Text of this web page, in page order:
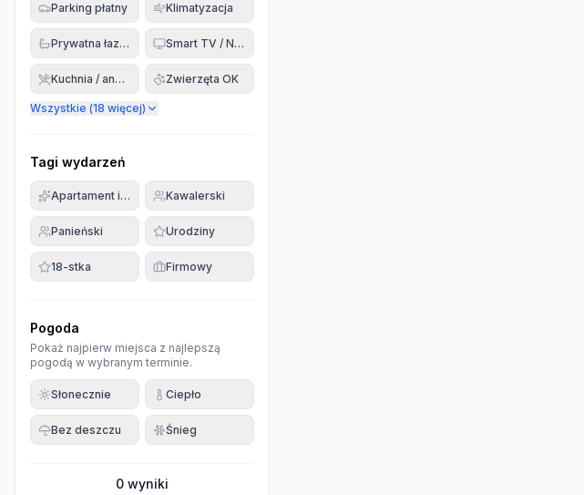
Parking płatny Klimatyzacja
Prywatna łazienka Smart TV / Netflix
Kuchnia / aneks Zwierzęta OK
Wszystkie (18 więcej)
Tagi wydarzeń
Apartament imprezowyKawalerski
Panieński Urodziny
18-stka Firmowy
Pogoda
Pokaż najpierw miejsca z najlepszą
pogodą w wybranym terminie.
Słonecznie Ciepło
Bez deszczu Śnieg
0 wyniki